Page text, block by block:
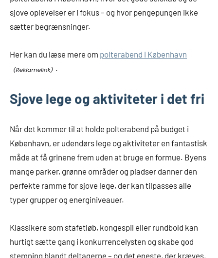
sjove oplevelser er i fokus – og hvor pengepungen ikke
sætter begrænsninger.
Her kan du læse mere om polterabend i København
.
Sjove lege og aktiviteter i det fri
Når det kommer til at holde polterabend på budget i
København, er udendørs lege og aktiviteter en fantastisk
måde at få grinene frem uden at bruge en formue. Byens
mange parker, grønne områder og pladser danner den
perfekte ramme for sjove lege, der kan tilpasses alle
typer grupper og energiniveauer.
Klassikere som stafetløb, kongespil eller rundbold kan
hurtigt sætte gang i konkurrencelysten og skabe god
stemning blandt deltagerne – og det eneste, der kræves,